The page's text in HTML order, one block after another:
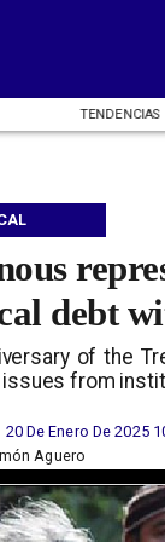
TENDENCIAS
debt
of the
issues from
20 De Enero De 2025
Aguero